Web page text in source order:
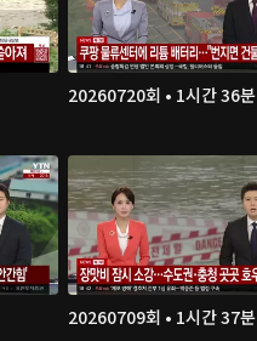
20260720회 • 1시간 36분
20260709회 • 1시간 37분